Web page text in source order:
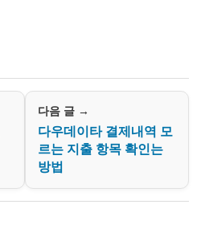
다음 글 →
다우데이타 결제내역 모
르는 지출 항목 확인는
방법